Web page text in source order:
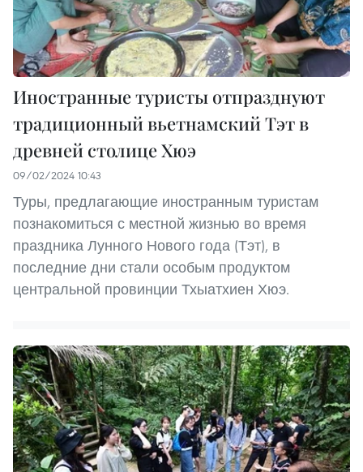
Иностранные туристы отпразднуют
традиционный вьетнамский Тэт в
древней столице Хюэ
09/02/2024 10:43
Туры, предлагающие иностранным туристам
познакомиться с местной жизнью во время
праздника Лунного Нового года (Тэт), в
последние дни стали особым продуктом
центральной провинции Тхыатхиен Хюэ.